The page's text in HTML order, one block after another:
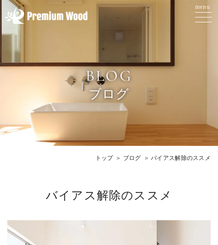
BLOG
ブログ
トップ ブログ バイアス解除のススメ
バイアス解除のススメ